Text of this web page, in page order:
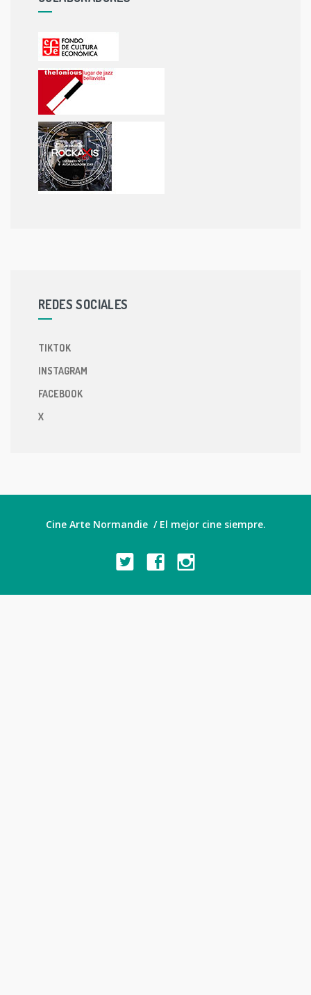
REDES SOCIALES
TIKTOK
INSTAGRAM
FACEBOOK
X
Cine Arte Normandie / El mejor cine siempre.